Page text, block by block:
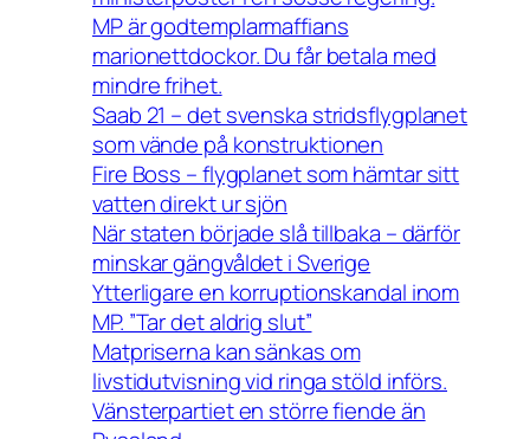
MP är godtemplarmaffians
marionettdockor. Du får betala med
mindre frihet.
Saab 21 – det svenska stridsflygplanet
som vände på konstruktionen
Fire Boss – flygplanet som hämtar sitt
vatten direkt ur sjön
När staten började slå tillbaka – därför
minskar gängvåldet i Sverige
Ytterligare en korruptionskandal inom
MP. ”Tar det aldrig slut”
Matpriserna kan sänkas om
livstidutvisning vid ringa stöld införs.
Vänsterpartiet en större fiende än